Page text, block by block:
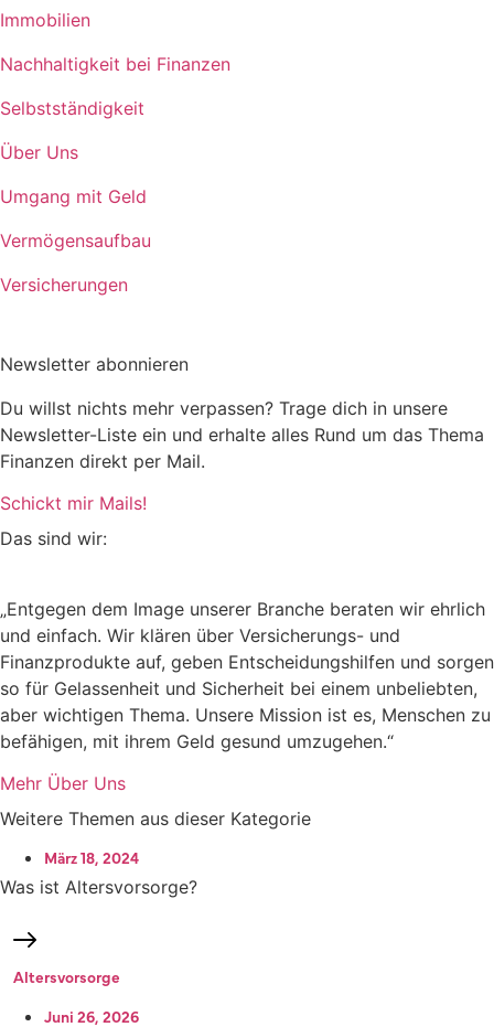
Immobilien
Nachhaltigkeit bei Finanzen
Selbstständigkeit
Über Uns
Umgang mit Geld
Vermögensaufbau
Versicherungen
Newsletter abonnieren
Du willst nichts mehr verpassen? Trage dich in unsere
Newsletter-Liste ein und erhalte alles Rund um das Thema
Finanzen direkt per Mail.
Schickt mir Mails!
Das sind wir:
„Entgegen dem Image unserer Branche beraten wir ehrlich
und einfach. Wir klären über Versicherungs- und
Finanzprodukte auf, geben Entscheidungshilfen und sorgen
so für Gelassenheit und Sicherheit bei einem unbeliebten,
aber wichtigen Thema. Unsere Mission ist es, Menschen zu
befähigen, mit ihrem Geld gesund umzugehen.“
Mehr Über Uns
Weitere Themen aus dieser Kategorie
März 18, 2024
Was ist Altersvorsorge?
Altersvorsorge
Juni 26, 2026